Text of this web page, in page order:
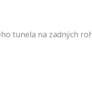
tunela na zadných